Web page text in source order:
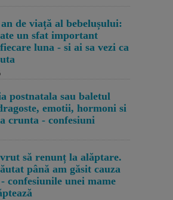
de viață al bebelușului:
un sfat important
luna - si ai sa vezi ca
postnatala sau baletul
emotii, hormoni si
crunta - confesiuni
să renunț la alăptare.
până am găsit cauza
confesiunile unei mame